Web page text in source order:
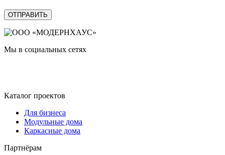
Мы в социальных сетях
Каталог проектов
Для бизнеса
Модульные дома
Каркасные дома
Партнёрам